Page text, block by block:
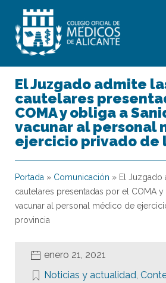
El Juzgado admite
cautelares
COMA y obliga a
vacunar al personal
ejercicio privado de
Portada » Comunicación » El Juzgado
cautelares presentadas por el COMA y
vacunar al personal médico de
provincia
enero 21, 2021
Noticias y actualidad,